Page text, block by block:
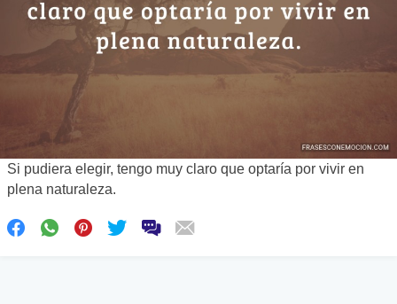
Si pudiera elegir, tengo muy claro que optaría por vivir en
plena naturaleza.